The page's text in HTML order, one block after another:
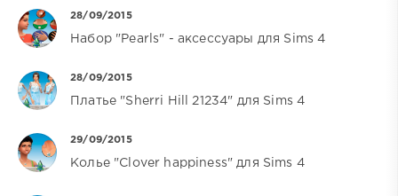
28/09/2015
Набор "Pearls" - аксессуары для Sims 4
28/09/2015
Платье "Sherri Hill 21234" для Sims 4
29/09/2015
Колье "Clover happiness" для Sims 4